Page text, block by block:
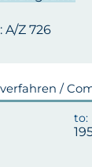
Z 726
/